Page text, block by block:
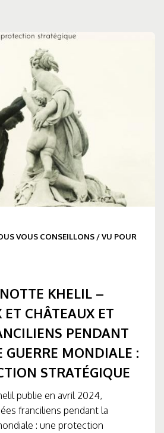
VOUS CONSEILLONS /VU POUR
KHELIL –
ET CHÂTEAUX ET
PENDANT
GUERRE MONDIALE :
STRATÉGIQUE
publie en avril 2024,
franciliens pendant la
: une protection